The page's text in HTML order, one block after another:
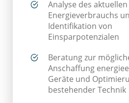
Analyse des aktuellen
Energieverbrauchs
Identifikation von
Einsparpotenzialen​
Beratung zur
Anschaffung
Geräte und
bestehender Technik​